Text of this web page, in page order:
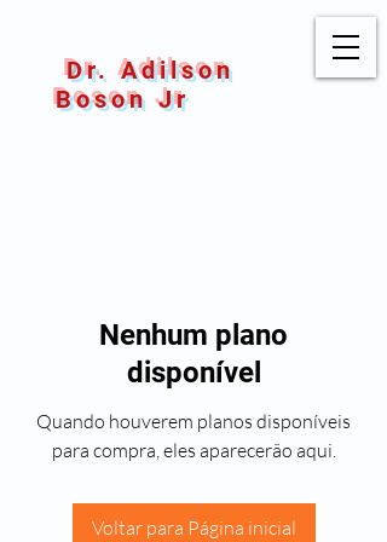
Dr. Adilson
Boson Jr
Nenhum plano
disponível
Quando houverem planos disponíveis
para compra, eles aparecerão aqui.
Voltar para Página inicial